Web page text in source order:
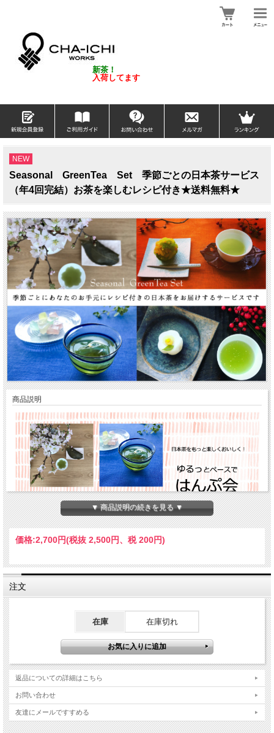
新茶！
入荷してます
NEW
Seasonal GreenTea Set 季節ごとの日本茶サービス
（年4回完結）お茶を楽しむレシピ付き★送料無料★
商品説明
メルマガ登録はこちらから
▼ 商品説明の続きを見る ▼
価格:2,700円(税抜 2,500円、税 200円)
注文
在庫 在庫切れ
返品についての詳細はこちら
お問い合わせ
友達にメールですすめる